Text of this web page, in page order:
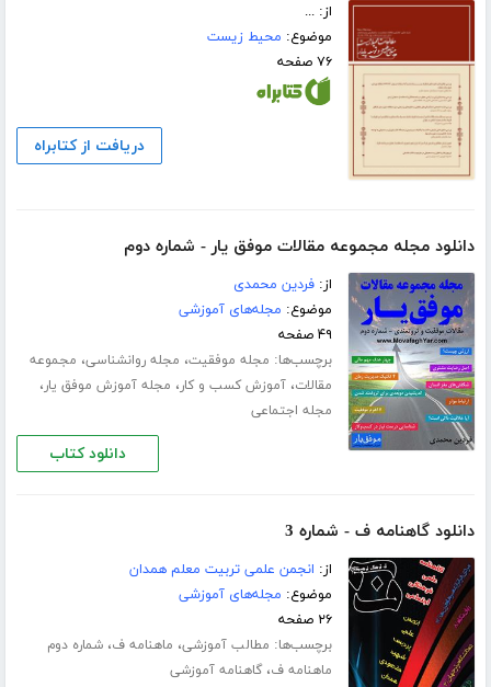
از: ...
موضوع: محیط زیست
۷۶ صفحه
دریافت از کتابراه
دانلود مجله مجموعه مقالات موفق یار - شماره دوم
از:فردین محمدی
موضوع: مجله‌های آموزشی
۴۹ صفحه
برچسب‌ها: مجله موفقیت، مجله روانشناسی، مجموعه
مقالات،آموزش کسب و کار، مجله آموزش موفق یار،
مجله اجتماعی
دانلود کتاب
دانلود گاهنامه ف - شماره 3
از: انجمن علمی تربیت معلم همدان
موضوع: مجله‌های آموزشی
۲۶ صفحه
برچسب‌ها: مطالب آموزشی، ماهنامه ف،شماره دوم
ماهنامه ف،گاهنامه آموزشی